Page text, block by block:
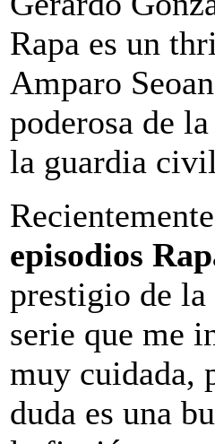
Rapa es un
Amparo
poderosa de
la guardia
Recientemente
episodios
prestigio de
serie que me
muy cuidada,
duda es una